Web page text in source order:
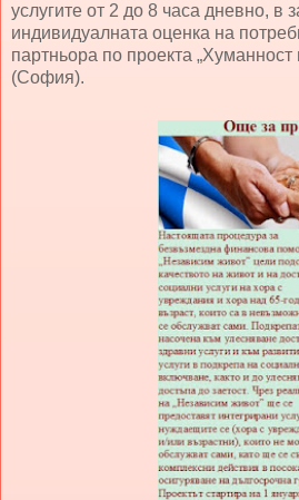
услугите от 2 до 8 часа дневно, в
индивидуалната оценка на
партньора по проекта
(София).